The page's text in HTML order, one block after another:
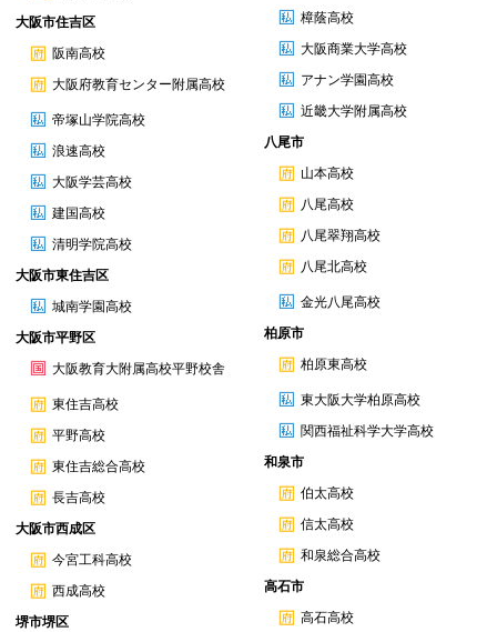
大阪市住吉区
阪南高校
大阪府教育センター附属高校
帝塚山学院高校
浪速高校
大阪学芸高校
建国高校
清明学院高校
大阪市東住吉区
城南学園高校
大阪市平野区
大阪教育大附属高校平野校舎
東住吉高校
平野高校
東住吉総合高校
長吉高校
大阪市西成区
今宮工科高校
西成高校
堺市堺区
樟蔭高校
大阪商業大学高校
アナン学園高校
近畿大学附属高校
八尾市
山本高校
八尾高校
八尾翠翔高校
八尾北高校
金光八尾高校
柏原市
柏原東高校
東大阪大学柏原高校
関西福祉科学大学高校
和泉市
伯太高校
信太高校
和泉総合高校
高石市
高石高校